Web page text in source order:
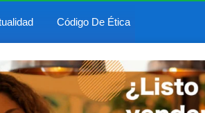
Código De Ética